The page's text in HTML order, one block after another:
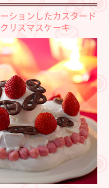
ションしたカスタード
リスマスケーキ